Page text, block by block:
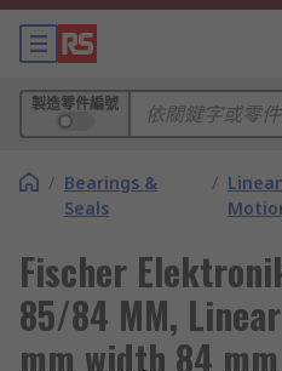
製造零件編號
/ Bearings &
Seals
/ Linear
Fischer
85/84 MM,
mm width 84